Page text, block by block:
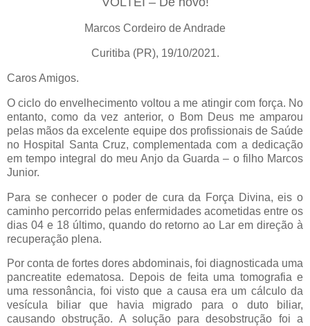
Marcos Cordeiro de Andrade
Curitiba (PR), 19/10/2021.
Caros Amigos.
O ciclo do envelhecimento voltou a me atingir com força. No
entanto, como da vez anterior, o Bom Deus me amparou
pelas mãos da excelente equipe dos profissionais de Saúde
no Hospital Santa Cruz, complementada com a dedicação
em tempo integral do meu Anjo da Guarda – o filho Marcos
Junior.
Para se conhecer o poder de cura da Força Divina, eis o
caminho percorrido pelas enfermidades acometidas entre os
dias 04 e 18 último, quando do retorno ao Lar em direção à
recuperação plena.
Por conta de fortes dores abdominais, foi diagnosticada uma
pancreatite edematosa. Depois de feita uma tomografia e
uma ressonância, foi visto que a causa era um cálculo da
vesícula biliar que havia migrado para o duto biliar,
causando obstrução. A solução para desobstrução foi a